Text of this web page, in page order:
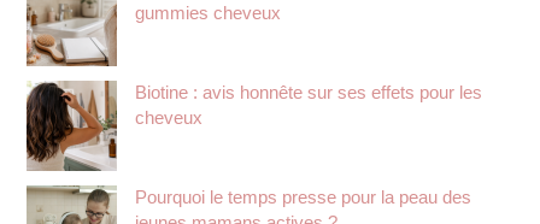
gummies cheveux
Biotine : avis honnête sur ses effets pour les
cheveux
Pourquoi le temps presse pour la peau des